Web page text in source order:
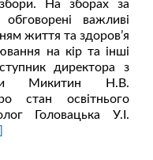
збори. На зборах за
важливі
життя та здоров’я
на кір та інші
директора з
Микитин Н.В.
стан освітнього
Головацька У.І.